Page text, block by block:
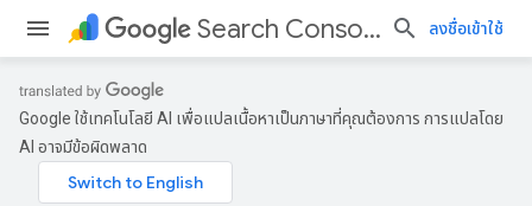
Search Console API ลงชื่อเข้าใช้
Google ใช้เทคโนโลยี AI เพื่อแปลเนื้อหาเป็นภาษาที่คุณต้องการ การแปลโดย
AI อาจมีข้อผิดพลาด